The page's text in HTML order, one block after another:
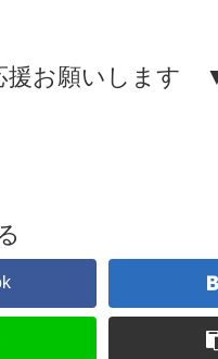
援お願いしま